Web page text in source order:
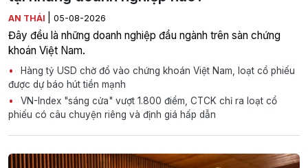
AN THÁI 05-08-2026
Đây đều là những doanh nghiệp đầu ngành trên sàn chứng
khoán Việt Nam.
Hàng tỷ USD chờ đổ vào chứng khoán Việt Nam, loạt cổ phiếu
được dự báo hút tiền mạnh
VN-Index "sáng cửa" vượt 1.800 điểm, CTCK chỉ ra loạt cổ
phiếu có câu chuyện riêng và định giá hấp dẫn